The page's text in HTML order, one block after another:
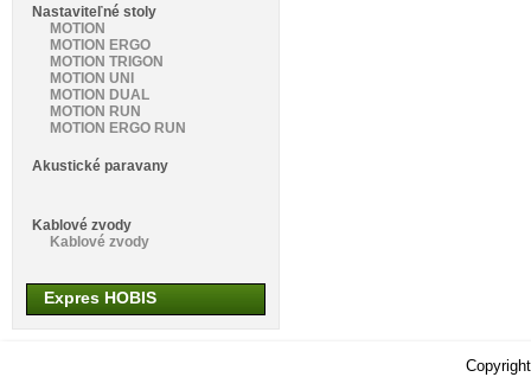
Nastaviteľné stoly
MOTION
MOTION ERGO
MOTION TRIGON
MOTION UNI
MOTION DUAL
MOTION RUN
MOTION ERGO RUN
Akustické paravany
Kablové zvody
Kablové zvody
Expres HOBIS